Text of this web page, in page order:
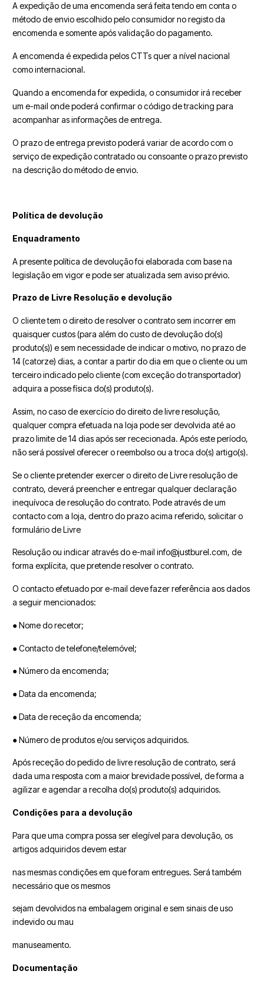
A expedição de uma encomenda será feita tendo em conta o
método de envio escolhido pelo consumidor no registo da
encomenda e somente após validação do pagamento.
A encomenda é expedida pelos CTTs quer a nível nacional
como internacional.
Quando a encomenda for expedida, o consumidor irá receber
um e-mail onde poderá confirmar o código de tracking para
acompanhar as informações de entrega.
O prazo de entrega previsto poderá variar de acordo com o
serviço de expedição contratado ou consoante o prazo previsto
na descrição do método de envio.
Política de devolução
Enquadramento
A presente política de devolução foi elaborada com base na
legislação em vigor e pode ser atualizada sem aviso prévio.
Prazo de Livre Resolução e devolução
O cliente tem o direito de resolver o contrato sem incorrer em
quaisquer custos (para além do custo de devolução do(s)
produto(s)) e sem necessidade de indicar o motivo, no prazo de
14 (catorze) dias, a contar a partir do dia em que o cliente ou um
terceiro indicado pelo cliente (com exceção do transportador)
adquira a posse física do(s) produto(s).
Assim, no caso de exercício do direito de livre resolução,
qualquer compra efetuada na loja pode ser devolvida até ao
prazo limite de 14 dias após ser rececionada. Após este período,
não será possível oferecer o reembolso ou a troca do(s) artigo(s).
Se o cliente pretender exercer o direito de Livre resolução de
contrato, deverá preencher e entregar qualquer declaração
inequívoca de resolução do contrato. Pode através de um
contacto com a loja, dentro do prazo acima referido, solicitar o
formulário de Livre
Resolução ou indicar através do e-mail info@justburel.com, de
forma explícita, que pretende resolver o contrato.
O contacto efetuado por e-mail deve fazer referência aos dados
a seguir mencionados:
● Nome do recetor;
● Contacto de telefone/telemóvel;
● Número da encomenda;
● Data da encomenda;
● Data de receção da encomenda;
● Número de produtos e/ou serviços adquiridos.
Após receção do pedido de livre resolução de contrato, será
dada uma resposta com a maior brevidade possível, de forma a
agilizar e agendar a recolha do(s) produto(s) adquiridos.
Condições para a devolução
Para que uma compra possa ser elegível para devolução, os
artigos adquiridos devem estar
nas mesmas condições em que foram entregues. Será também
necessário que os mesmos
sejam devolvidos na embalagem original e sem sinais de uso
indevido ou mau
manuseamento.
Documentação